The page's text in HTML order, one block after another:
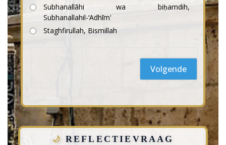
Subhanallāhi wa biḥamdih,
Subhanallahil-‘Adhīm'
Staghfirullah, Bismillah
Volgende
REFLECTIEVRAAG